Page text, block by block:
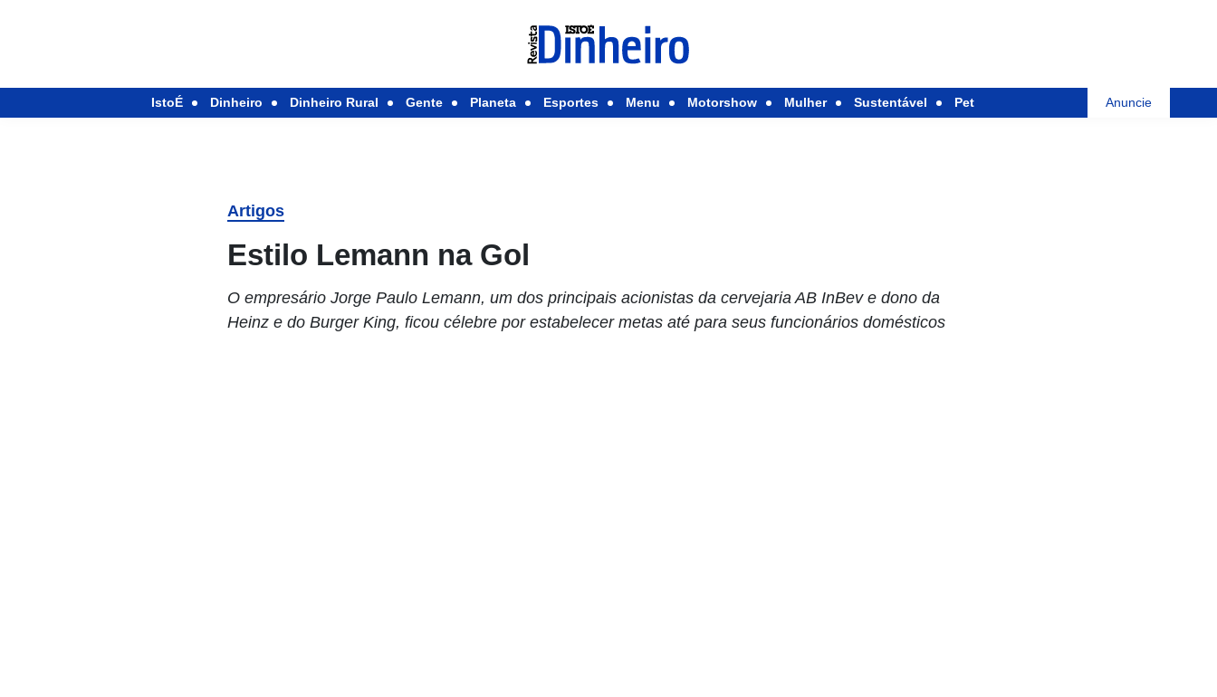
IstoÉ Dinheiro Dinheiro Rural Gente Planeta Esportes Menu Motorshow Mulher Sustentável Pet Anuncie
Artigos
Estilo Lemann na Gol
O empresário Jorge Paulo Lemann, um dos principais acionistas da cervejaria AB InBev e dono da
Heinz e do Burger King, ficou célebre por estabelecer metas até para seus funcionários domésticos